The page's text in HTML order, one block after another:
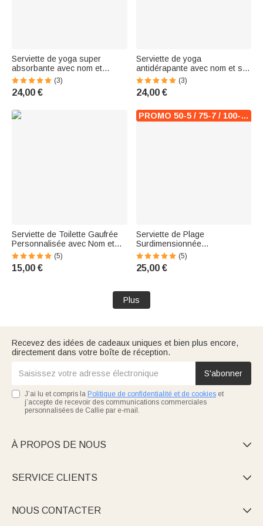
Serviette de yoga super
absorbante avec nom et
pochette en maille
Accessoires de sport Cadeau
d'anniversaire pour les
(3)
24,00 €
Serviette de yoga
antidérapante avec nom et sac
de voyage en maille
Accessoires de sport Cadeau
de fitness pour les amateurs
(3)
24,00 €
Serviette de Toilette Gaufrée
Personnalisée avec Nom et
Personnage Accessoire de
Sport à Séchage Rapide
Cadeau Anniversaire pour
(5)
15,00 €
PROMO 50-5 / 75-7 / 100-10
Serviette de Plage
Surdimensionnée
Personnalisée avec Nom et
Personnage de Dessin Animé
Cadeau d'Anniversaire pour
(5)
25,00 €
Plus
Recevez des idées de cadeaux uniques et bien plus encore,
directement dans votre boîte de réception.
S'abonner
J’ai lu et compris la Politique de confidentialité et de cookies et
j’accepte de recevoir des communications commerciales
personnalisées de Callie par e-mail.
À PROPOS DE NOUS 
SERVICE CLIENTS 
NOUS CONTACTER 